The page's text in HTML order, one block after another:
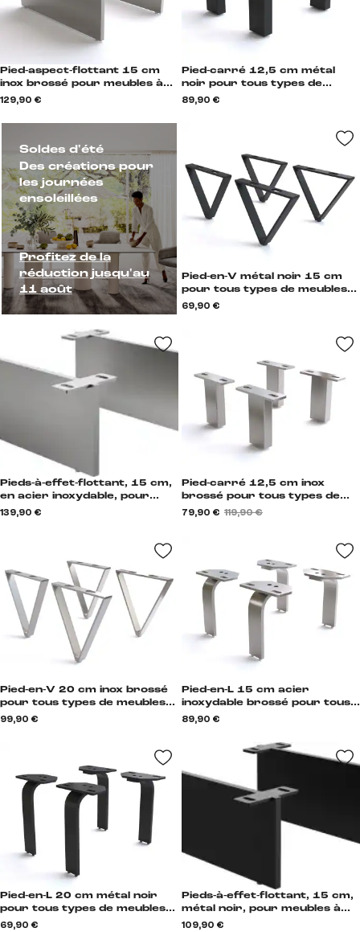
Soldes d'été
Des créations pour
les journées
ensoleillées
Profitez de la
réduction jusqu'au
11 août
Pied-aspect-flottant 15 cm
inox brossé pour meubles à
caisson de profondeur 40 cm
129,90 €
Pied-carré 12,5 cm métal
noir pour tous types de
meubles (set de 4) Vierkant
89,90 €
Pied-en-V métal noir 15 cm
pour tous types de meubles
(lot de 4) V-Form
69,90 €
Pieds-à-effet-flottant, 15 cm,
en acier inoxydable, pour
meubles à caissons d'une
139,90 €
Pied-carré 12,5 cm inox
brossé pour tous types de
meubles (set de 4) Vierkant
79,90 € 119,90 €
Pied-en-V 20 cm inox brossé
pour tous types de meubles
(set de 4) V-Form
99,90 €
Pied-en-L 15 cm acier
inoxydable brossé pour tous
types de meubles (set de 4) L-
89,90 €
Pied-en-L 20 cm métal noir
pour tous types de meubles
(set de 4) L-Form
69,90 €
Pieds-à-effet-flottant, 15 cm,
métal noir, pour meubles à
caissons d'une profondeur de
109,90 €